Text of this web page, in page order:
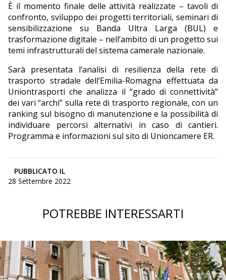
È il momento finale delle attività realizzate – tavoli di
confronto, sviluppo dei progetti territoriali, seminari di
sensibilizzazione su Banda Ultra Larga (BUL) e
trasformazione digitale – nell’ambito di un progetto sui
temi infrastrutturali del sistema camerale nazionale.
Sarà presentata l’analisi di resilienza della rete di
trasporto stradale dell’Emilia-Romagna effettuata da
Uniontrasporti che analizza il “grado di connettività”
dei vari “archi” sulla rete di trasporto regionale, con un
ranking sul bisogno di manutenzione e la possibilità di
individuare percorsi alternativi in caso di cantieri.
Programma e informazioni sul sito di Unioncamere ER.
PUBBLICATO IL
28 Settembre 2022
POTREBBE INTERESSARTI